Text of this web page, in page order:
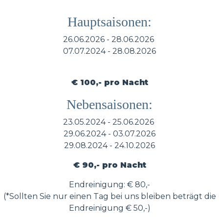
Hauptsaisonen:
26.06.2026 - 28.06.2026
07.07.2024 - 28.08.2026
€ 100,- pro Nacht
Nebensaisonen:
23.05.2024 - 25.06.2026
29.06.2024 - 03.07.2026
29.08.2024 - 24.10.2026
€ 90,- pro Nacht
Endreinigung: € 80,-
(*Sollten Sie nur einen Tag bei uns bleiben beträgt die
Endreinigung € 50,-)